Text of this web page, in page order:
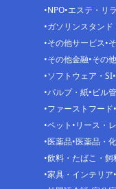
NPO エステ・リ
ガソリンスタンド
その他サービス
その他金融 その
ソフトウェア・SI
パルプ・紙 ビル
ファーストフード
ペット リース・
医薬品 医薬品・
飲料・たばこ・飼
家具・インテリア